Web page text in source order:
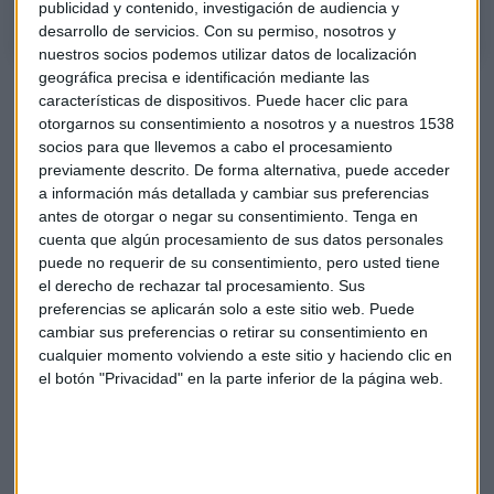
publicidad y contenido, investigación de audiencia y
desarrollo de servicios. Con su permiso, nosotros y
nuestros socios podemos utilizar datos de localización
geográfica precisa e identificación mediante las
características de dispositivos. Puede hacer clic para
otorgarnos su consentimiento a nosotros y a nuestros 1538
socios para que llevemos a cabo el procesamiento
previamente descrito. De forma alternativa, puede acceder
a información más detallada y cambiar sus preferencias
antes de otorgar o negar su consentimiento. Tenga en
cuenta que algún procesamiento de sus datos personales
puede no requerir de su consentimiento, pero usted tiene
el derecho de rechazar tal procesamiento. Sus
preferencias se aplicarán solo a este sitio web. Puede
cambiar sus preferencias o retirar su consentimiento en
cualquier momento volviendo a este sitio y haciendo clic en
el botón "Privacidad" en la parte inferior de la página web.
Luna hace un pequeño recordatorio sobre elmercado de la
India: es de los más caros, no solo de la zona del sureste
asiático, sino también a nivel mundial. Aunque hay una serie
de circunstancias que, en el corto plazo, pueden hacer que
su comportamiento sea muy distinto al que está teniendo el
mercado Chino. Aun así, la India se beneficia no solo de la
zona en la que opera, sino también del flujo de capital
procedente de los países del primer mundo. En el corto
plazo, según el analista “la India en cartera, sí. Sobre todo
para inversores de perfil agresivo”.
Entre varias opciones de planes de pensiones, el experto